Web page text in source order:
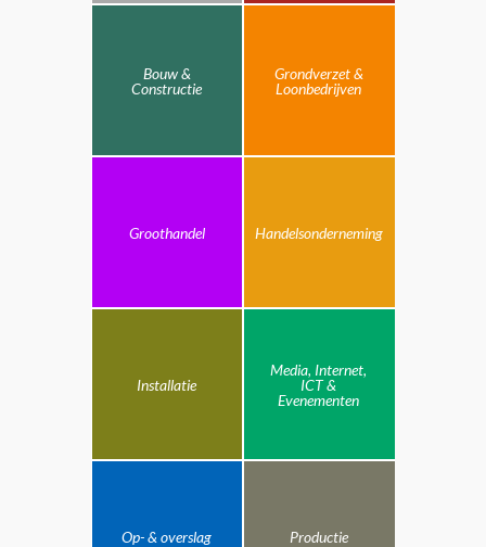
Bouw &
Constructie
Grondverzet &
Loonbedrijven
Groothandel Handelsonderneming
Installatie
Media, Internet,
ICT &
Evenementen
Op- & overslag Productie